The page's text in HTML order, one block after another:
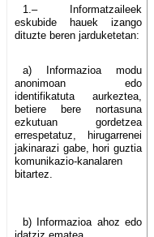
1.– Informatzaileek
eskubide hauek izango
dituzte beren jarduketetan:
a) Informazioa modu
anonimoan edo
identifikatuta aurkeztea,
betiere bere nortasuna
ezkutuan gordetzea
errespetatuz, hirugarrenei
jakinarazi gabe, hori guztia
komunikazio-kanalaren
bitartez.
b) Informazioa ahoz edo